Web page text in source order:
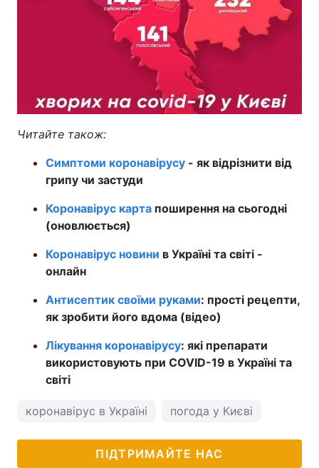
Читайте також:
Симптоми коронавірусу - як відрізнити від
грипу чи застуди
Коронавірус карта поширення на сьогодні
(оновлюється)
Коронавірус новини в Україні та світі -
онлайн
Антисептик своїми руками: прості рецепти,
як зробити його вдома (відео)
Лікування коронавірусу: які препарати
використовують при COVID-19 в Україні та
світі
коронавірус в Україні погода у Києві
ПІДТРИМАЙТЕ НАС